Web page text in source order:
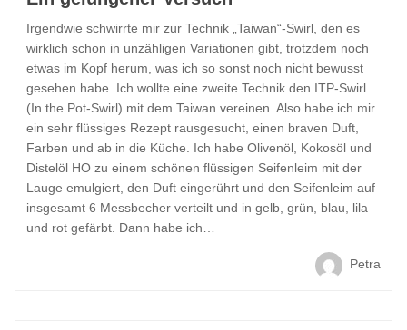
Irgendwie schwirrte mir zur Technik „Taiwan“-Swirl, den es
wirklich schon in unzähligen Variationen gibt, trotzdem noch
etwas im Kopf herum, was ich so sonst noch nicht bewusst
gesehen habe. Ich wollte eine zweite Technik den ITP-Swirl
(In the Pot-Swirl) mit dem Taiwan vereinen. Also habe ich mir
ein sehr flüssiges Rezept rausgesucht, einen braven Duft,
Farben und ab in die Küche. Ich habe Olivenöl, Kokosöl und
Distelöl HO zu einem schönen flüssigen Seifenleim mit der
Lauge emulgiert, den Duft eingerührt und den Seifenleim auf
insgesamt 6 Messbecher verteilt und in gelb, grün, blau, lila
und rot gefärbt. Dann habe ich…
Petra